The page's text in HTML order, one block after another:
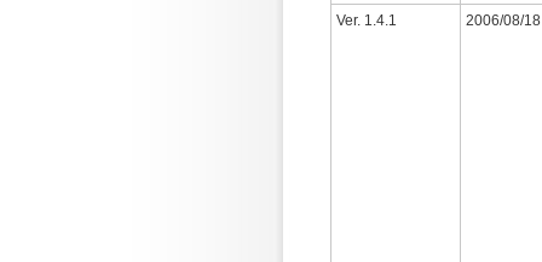
Ver. 1.4.1 2006/08/18